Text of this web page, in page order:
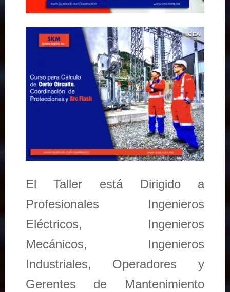
El Taller está Dirigido a
Profesionales Ingenieros
Eléctricos, Ingenieros
Mecánicos, Ingenieros
Industriales, Operadores y
Gerentes de Mantenimiento